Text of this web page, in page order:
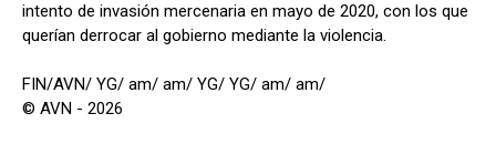
intento de invasión mercenaria en mayo de 2020, con los que
querían derrocar al gobierno mediante la violencia.
FIN/AVN/ YG/ am/ am/ YG/ YG/ am/ am/
© AVN - 2026